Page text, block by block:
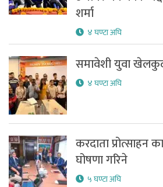
शर्मा
४ घण्टा अघि
समावेशी युवा
४ घण्टा अघि
करदाता प्रोत्साहन
घोषणा गरिने
५ घण्टा अघि